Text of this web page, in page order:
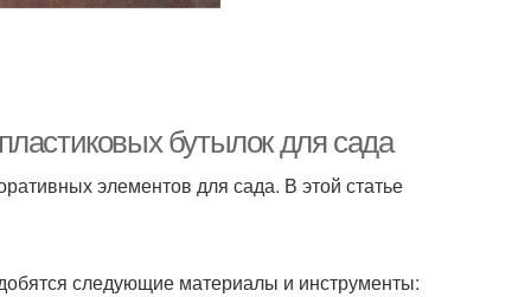
бутылок для сада
элементов для сада. В этой статье
следующие материалы и инструменты: